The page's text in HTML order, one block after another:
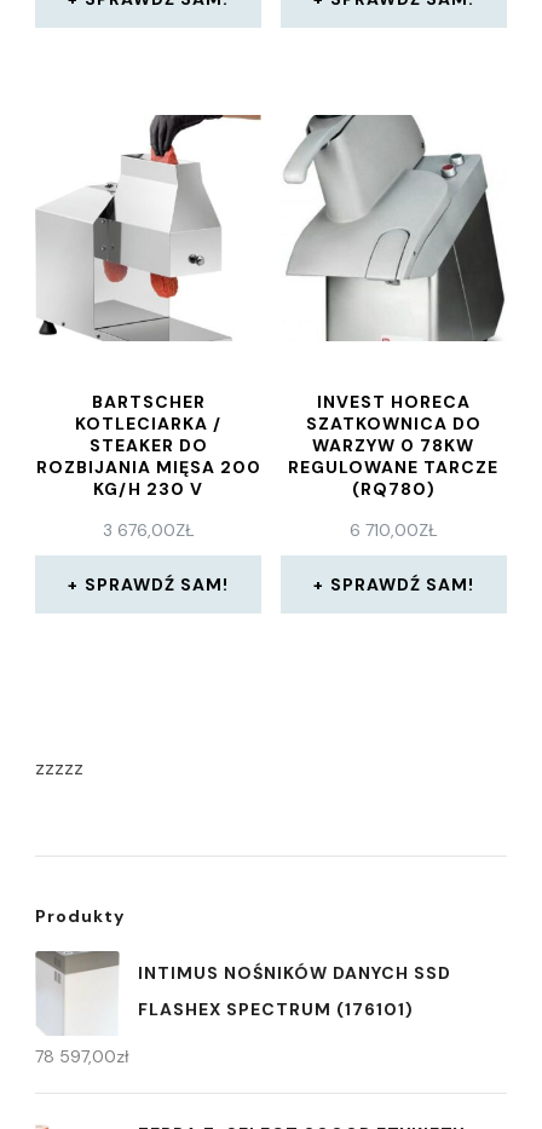
BARTSCHER
KOTLECIARKA /
STEAKER DO
ROZBIJANIA MIĘSA 200
KG/H 230 V
3 676,00ZŁ
SPRAWDŹ SAM!
INVEST HORECA
SZATKOWNICA DO
WARZYW 0 78KW
REGULOWANE TARCZE
(RQ780)
6 710,00ZŁ
SPRAWDŹ SAM!
zzzzz
Produkty
INTIMUS NOŚNIKÓW DANYCH SSD
FLASHEX SPECTRUM (176101)
78 597,00zł